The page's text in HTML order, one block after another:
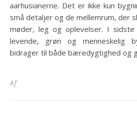
aarhusianerne. Det er ikke kun
små detaljer og de mellemrum, der
møder, leg og oplevelser. I
levende, grøn og menneskelig
bidrager til både bæredygtighed og
Af